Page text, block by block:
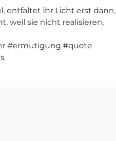
entfaltet ihr Licht erst dann,
weil sie nicht realisieren,
#ermutigung #quote